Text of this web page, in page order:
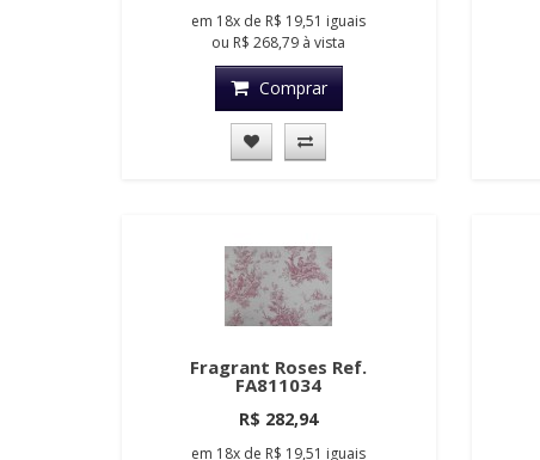
em 18x de R$ 19,51 iguais
ou R$ 268,79 à vista
Comprar
Fragrant Roses Ref.
FA811034
R$ 282,94
em 18x de R$ 19,51 iguais